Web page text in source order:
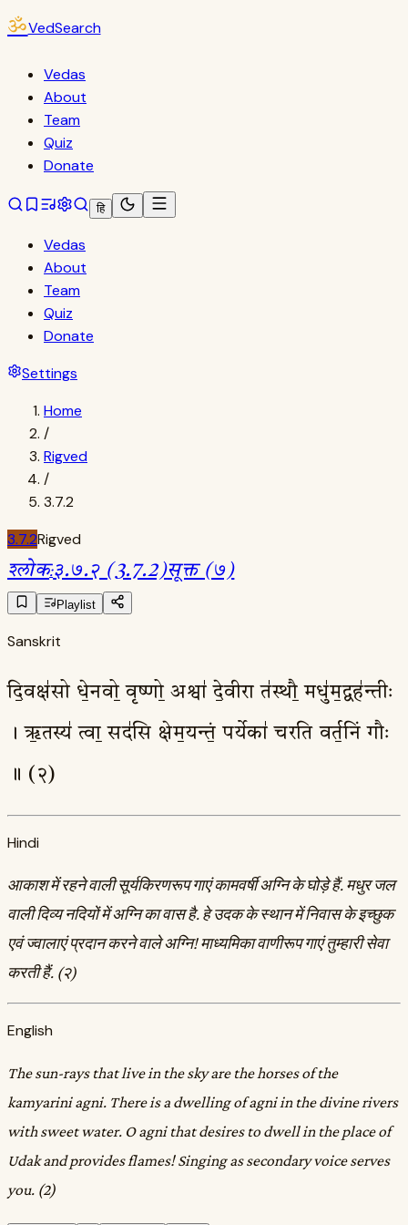
ॐVedSearch
Vedas
About
Team
Quiz
Donate
हि
Vedas
About
Team
Quiz
Donate
Settings
Home
/
Rigved
/
3.7.2
3.7.2Rigved
श्लोक:३.७.२ (3.7.2)सूक्त (७)
Playlist
Sanskrit
दि॒वक्ष॑सो धे॒नवो॒ वृष्णो॒ अश्वा॑ दे॒वीरा त॑स्थौ॒ मधु॑म॒द्वह॑न्तीः
। ऋ॒तस्य॑ त्वा॒ सद॑सि क्षेम॒यन्तं॒ पर्येका॑ चरति वर्त॒निं गौः
॥ (२)
Hindi
आकाश में रहने वाली सूर्यकिरणरूप गाएं कामवर्षी अग्नि के घोड़े हैं. मधुर जल
वाली दिव्य नदियों में अग्नि का वास है. हे उदक के स्थान में निवास के इच्छुक
एवं ज्वालाएं प्रदान करने वाले अग्नि! माध्यमिका वाणीरूप गाएं तुम्हारी सेवा
करती हैं. (२)
English
The sun-rays that live in the sky are the horses of the
kamyarini agni. There is a dwelling of agni in the divine rivers
with sweet water. O agni that desires to dwell in the place of
Udak and provides flames! Singing as secondary voice serves
you. (2)